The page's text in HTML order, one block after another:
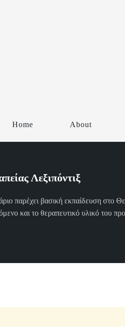
Home About
Λεξιπόντιξ
παρέχει βασική εκπαίδευση στο
και το θεραπευτικό υλικό του